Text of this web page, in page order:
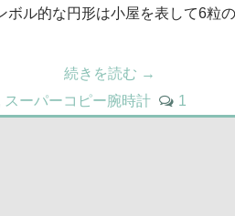
ボル的な円形は小屋を表して6粒
続きを読む →
スーパーコピー腕時計 1